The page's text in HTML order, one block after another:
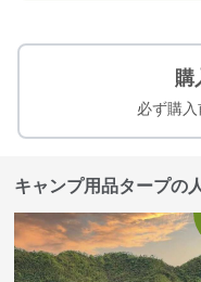
購
必ず購入
キャンプ用品タープの